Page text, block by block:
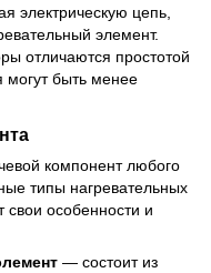
электрическую цепь,
элемент.
отличаются простотой
могут быть менее
компонент любого
типы нагревательных
свои особенности и
— состоит из